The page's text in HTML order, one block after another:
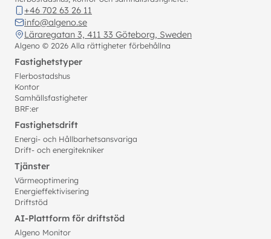
+46 702 63 26 11
info@algeno.se
Läraregatan 3, 411 33 Göteborg, Sweden
Algeno © 2026 Alla rättigheter förbehållna
Fastighetstyper
Flerbostadshus
Kontor
Samhällsfastigheter
BRF:er
Fastighetsdrift
Energi- och Hållbarhetsansvariga
Drift- och energitekniker
Tjänster
Värmeoptimering
Energieffektivisering
Driftstöd
AI-Plattform för driftstöd
Algeno Monitor